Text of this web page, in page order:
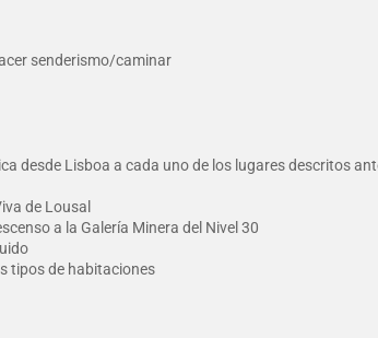
senderismo/caminar
desde Lisboa a cada uno de los lugares descritos
de Lousal
a la Galería Minera del Nivel 30
tipos de habitaciones